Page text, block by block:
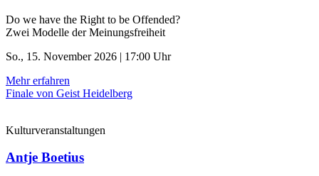
Do we have the Right to be Offended?
Zwei Modelle der Meinungsfreiheit
So., 15. November 2026 | 17:00 Uhr
Mehr erfahren
Finale von Geist Heidelberg
Kulturveranstaltungen
Antje Boetius